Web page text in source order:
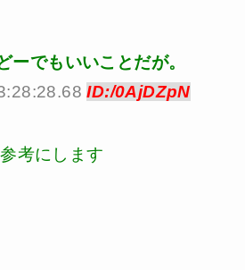
ーでもいいことだが。
ID:/0AjDZpN
考にします